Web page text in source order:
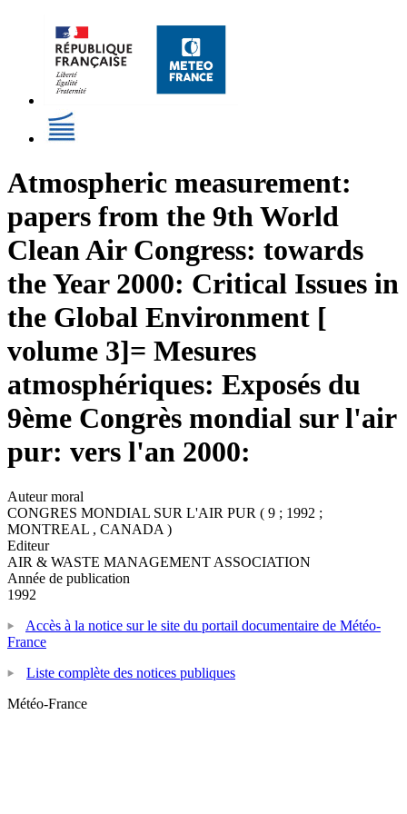
Atmospheric measurement:
papers from the 9th World
Clean Air Congress: towards
the Year 2000: Critical Issues in
the Global Environment [
volume 3]= Mesures
atmosphériques: Exposés du
9ème Congrès mondial sur l'air
pur: vers l'an 2000:
Auteur moral
CONGRES MONDIAL SUR L'AIR PUR ( 9 ; 1992 ;
MONTREAL , CANADA )
Editeur
AIR & WASTE MANAGEMENT ASSOCIATION
Année de publication
1992
Accès à la notice sur le site du portail documentaire de Météo-
France
Liste complète des notices publiques
Météo-France